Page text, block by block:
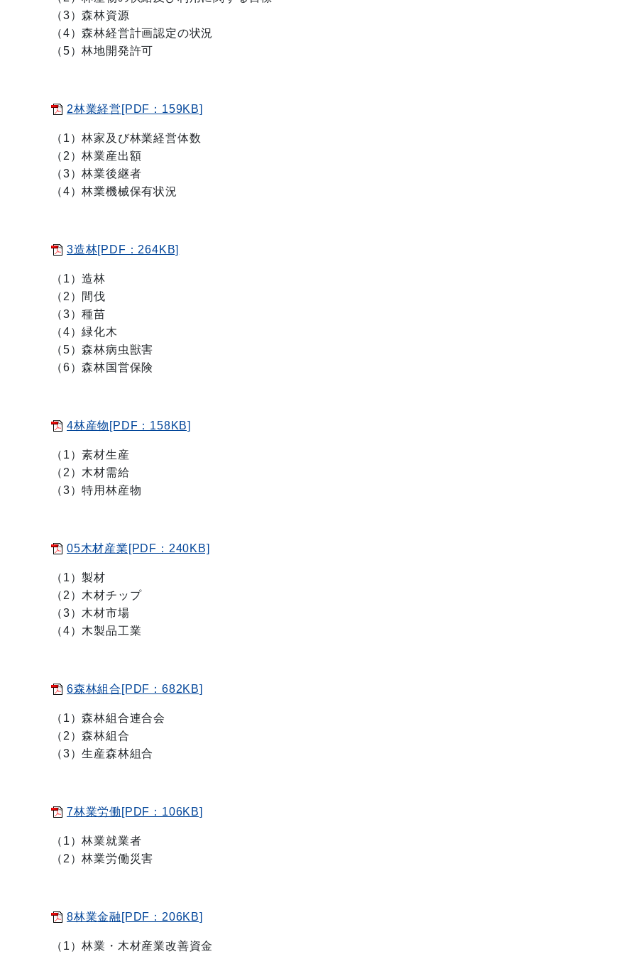
（3）森林資源
（4）森林経営計画認定の状況
（5）林地開発許可
2林業経営[PDF：159KB]
（1）林家及び林業経営体数
（2）林業産出額
（3）林業後継者
（4）林業機械保有状況
3造林[PDF：264KB]
（1）造林
（2）間伐
（3）種苗
（4）緑化木
（5）森林病虫獣害
（6）森林国営保険
4林産物[PDF：158KB]
（1）素材生産
（2）木材需給
（3）特用林産物
05木材産業[PDF：240KB]
（1）製材
（2）木材チップ
（3）木材市場
（4）木製品工業
6森林組合[PDF：682KB]
（1）森林組合連合会
（2）森林組合
（3）生産森林組合
7林業労働[PDF：106KB]
（1）林業就業者
（2）林業労働災害
8林業金融[PDF：206KB]
（1）林業・木材産業改善資金